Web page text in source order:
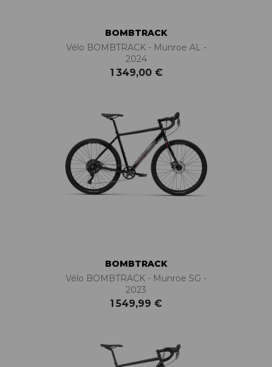
BOMBTRACK
Vélo BOMBTRACK - Munroe AL -
2024
1 349,00 €
BOMBTRACK
Vélo BOMBTRACK - Munroe SG -
2023
1 549,99 €